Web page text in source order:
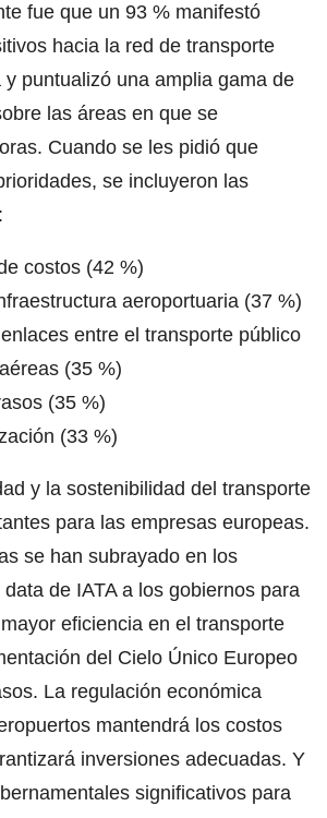
fue que un 93 % manifestó
hacia la red de transporte
puntualizó una amplia gama de
las áreas en que se
Cuando se les pidió que
se incluyeron las
costos (42 %)
aeroportuaria (37 %)
entre el transporte público
(35 %)
(35 %)
(33 %)
y la sostenibilidad del transporte
para las empresas europeas.
se han subrayado en los
de IATA a los gobiernos para
eficiencia en el transporte
del Cielo Único Europeo
La regulación económica
mantendrá los costos
inversiones adecuadas. Y
significativos para